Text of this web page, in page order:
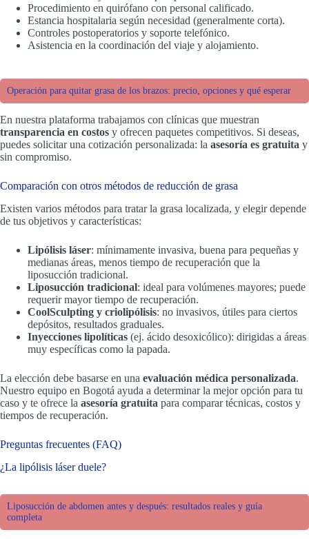
Procedimiento en quirófano con personal calificado.
Estancia hospitalaria según necesidad (generalmente corta).
Controles postoperatorios y soporte telefónico.
Asistencia en la coordinación del viaje y alojamiento.
Operación para quitar grasa de los brazos: precio, opciones y qué esperar
En nuestra plataforma trabajamos con clínicas que muestran
transparencia en costos y ofrecen paquetes competitivos. Si deseas,
puedes solicitar una cotización personalizada: la asesoría es gratuita y
sin compromiso.
Comparación con otros métodos de reducción de grasa
Existen varios métodos para tratar la grasa localizada, y elegir depende
de tus objetivos y características:
Lipólisis láser: mínimamente invasiva, buena para pequeñas y
medianas áreas, menos tiempo de recuperación que la
liposucción tradicional.
Liposucción tradicional: ideal para volúmenes mayores; puede
requerir mayor tiempo de recuperación.
CoolSculpting y criolipólisis: no invasivos, útiles para ciertos
depósitos, resultados graduales.
Inyecciones lipolíticas (ej. ácido desoxicólico): dirigidas a áreas
muy específicas como la papada.
La elección debe basarse en una evaluación médica personalizada.
Nuestro equipo en Bogotá ayuda a determinar la mejor opción para tu
caso y te ofrece la asesoría gratuita para comparar técnicas, costos y
tiempos de recuperación.
Preguntas frecuentes (FAQ)
¿La lipólisis láser duele?
Liposucción de abdomen antes y después: resultados reales y guía
completa